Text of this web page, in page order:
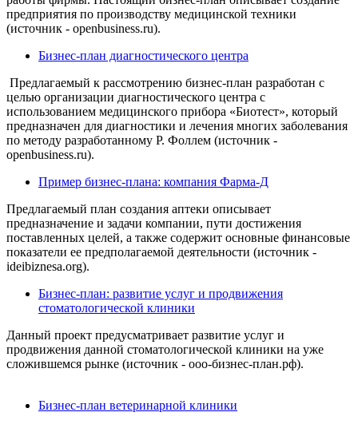
предприятия по производству медицинской техники
(источник - openbusiness.ru).
Бизнес-план диагностического центра
Предлагаемый к рассмотрению бизнес-план разработан с
целью организации диагностического центра с
использованием медицинского прибора «Биотест», который
предназначен для диагностики и лечения многих заболевания
по методу разработанному Р. Фоллем (источник -
openbusiness.ru).
Пример бизнес-плана: компания Фарма-Д
Предлагаемый план создания аптеки описывает
предназначение и задачи компании, пути достижения
поставленных целей, а также содержит основные финансовые
показатели ее предполагаемой деятельности (источник -
ideibiznesa.org).
Бизнес-план: развитие услуг и продвижения
стоматологической клиники
Данный проект предусматривает развитие услуг и
продвижения данной стоматологической клиники на уже
сложившемся рынке (источник - ооо-бизнес-план.рф).
Бизнес-план ветеринарной клиники